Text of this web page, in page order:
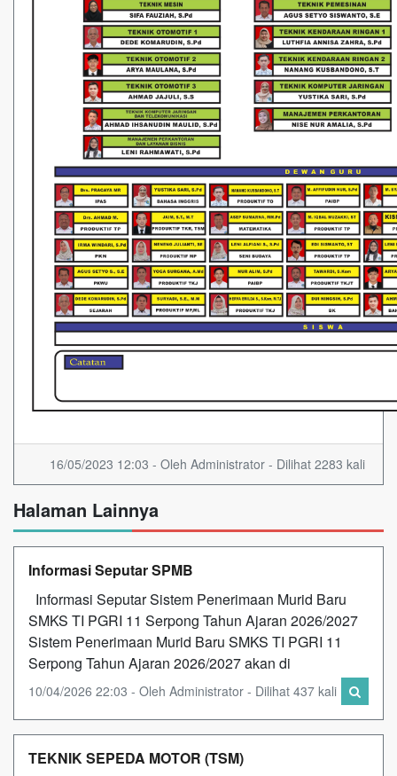
16/05/2023 12:03 - Oleh Administrator - Dilihat 2283 kali
Halaman Lainnya
Informasi Seputar SPMB
Informasi Seputar Sistem Penerimaan Murid Baru
SMKS TI PGRI 11 Serpong Tahun Ajaran 2026/2027
Sistem Penerimaan Murid Baru SMKS TI PGRI 11
Serpong Tahun Ajaran 2026/2027 akan di
10/04/2026 22:03 - Oleh Administrator - Dilihat 437 kali
TEKNIK SEPEDA MOTOR (TSM)